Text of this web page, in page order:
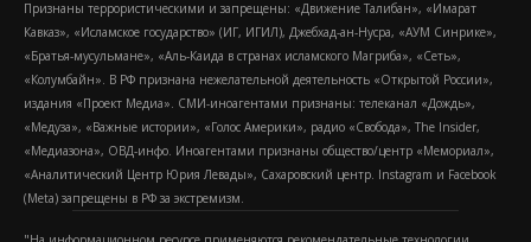
Признаны террористическими и запрещены: «Движение Талибан», «Имарат
Кавказ», «Исламское государство» (ИГ, ИГИЛ), Джебхад-ан-Нусра, «АУМ Синрике»,
«Братья-мусульмане», «Аль-Каида в странах исламского Магриба», «Сеть»,
«Колумбайн». В РФ признана нежелательной деятельность «Открытой России»,
издания «Проект Медиа». СМИ-иноагентами признаны: телеканал «Дождь»,
«Медуза», «Важные истории», «Голос Америки», радио «Свобода», The Insider,
«Медиазона», ОВД-инфо. Иноагентами признаны общество/центр «Мемориал»,
«Аналитический Центр Юрия Левады», Сахаровский центр. Instagram и Facebook
(Metа) запрещены в РФ за экстремизм.